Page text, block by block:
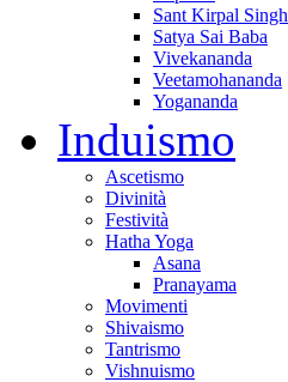
Sant Kirpal Singh
Satya Sai Baba
Vivekananda
Veetamohananda
Yogananda
Induismo
Ascetismo
Divinità
Festività
Hatha Yoga
Asana
Pranayama
Movimenti
Shivaismo
Tantrismo
Vishnuismo